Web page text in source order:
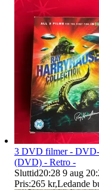
3 DVD filmer -
(DVD) - Retro -
Sluttid20:28 9 aug
Pris:265 kr,Ledande